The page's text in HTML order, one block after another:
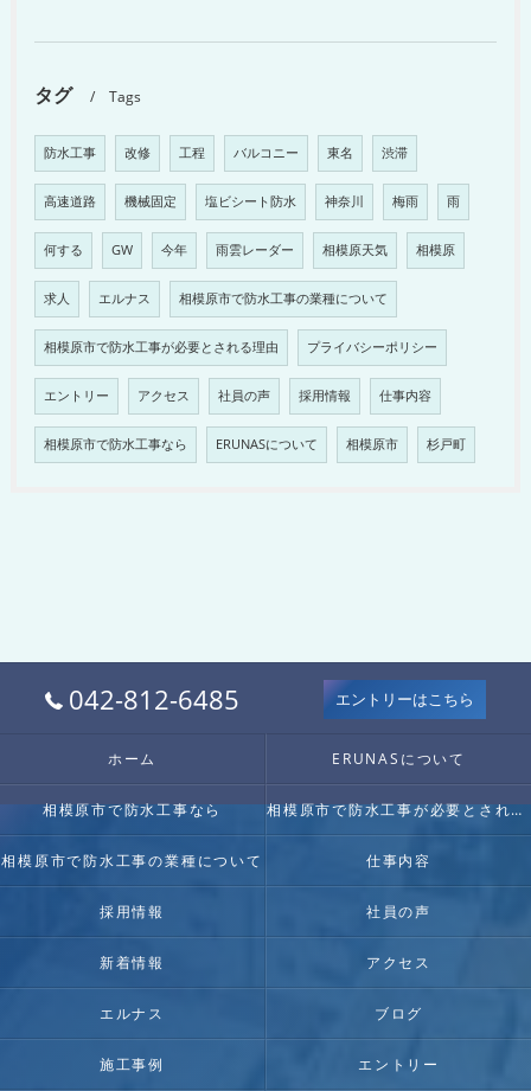
タグ Tags
防水工事 改修 工程 バルコニー 東名 渋滞
高速道路 機械固定 塩ビシート防水 神奈川 梅雨 雨
何する GW 今年 雨雲レーダー 相模原天気 相模原
求人 エルナス 相模原市で防水工事の業種について
相模原市で防水工事が必要とされる理由 プライバシーポリシー
エントリー アクセス 社員の声 採用情報 仕事内容
相模原市で防水工事なら ERUNASについて 相模原市 杉戸町
042-812-6485 エントリーはこちら
ホーム ERUNASについて
相模原市で防水工事なら 相模原市で防水工事が必要とされる理由
相模原市で防水工事の業種について 仕事内容
採用情報 社員の声
新着情報 アクセス
エルナス ブログ
施工事例 エントリー